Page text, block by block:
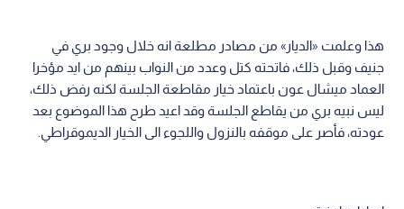
هذا وعلمت «الديار» من مصادر مطلعة انه خلال وجود بري في
جنيف وقبل ذلك، فاتحته كتل وعدد من النواب بينهم من ايد مؤخرا
العماد ميشال عون باعتماد خيار مقاطعة الجلسة لكنه رفض ذلك،
ليس نبيه بري من يقاطع الجلسة وقد اعيد طرح هذا الموضوع بعد
عودته، فأصر على موقفه بالنزول واللجوء الى الخيار الديموقراطي.